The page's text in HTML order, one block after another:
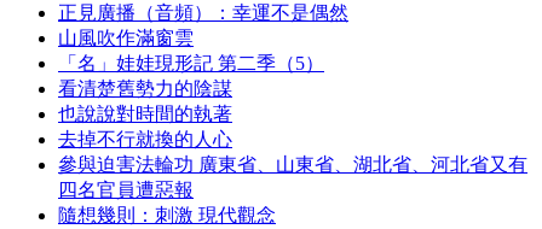
正見廣播（音頻）：幸運不是偶然
山風吹作滿窗雲
「名」娃娃現形記 第二季（5）
看清楚舊勢力的陰謀
也說說對時間的執著
去掉不行就換的人心
參與迫害法輪功 廣東省、山東省、湖北省、河北省又有
四名官員遭惡報
隨想幾則：刺激 現代觀念